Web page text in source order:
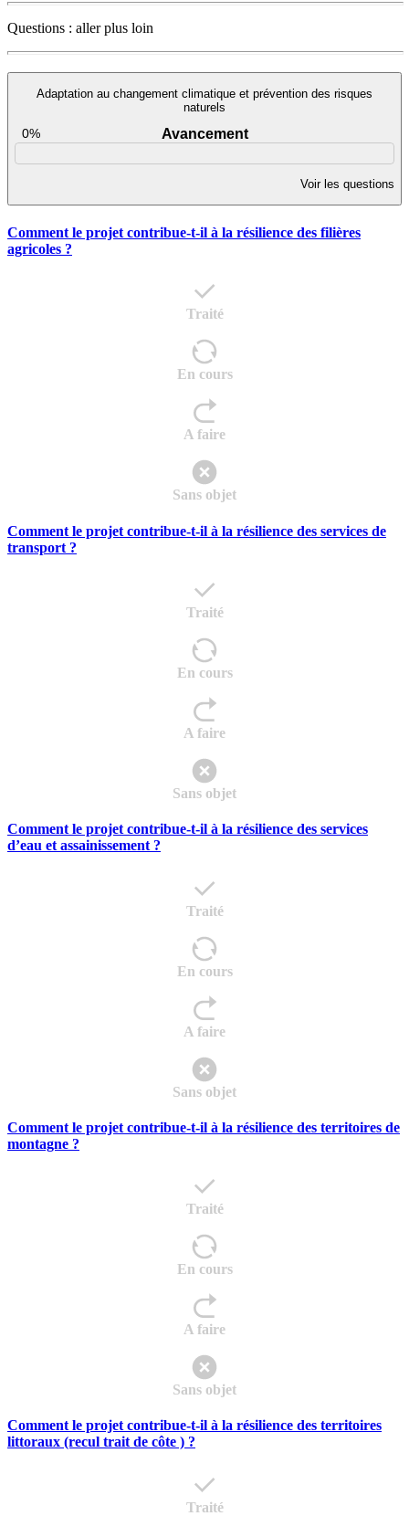
Questions : aller plus loin
Adaptation au changement climatique et prévention des risques
naturels
Avancement
0%
Voir les questions
Comment le projet contribue-t-il à la résilience des filières
agricoles ?
Traité
En cours
A faire
Sans objet
Comment le projet contribue-t-il à la résilience des services de
transport ?
Traité
En cours
A faire
Sans objet
Comment le projet contribue-t-il à la résilience des services
d’eau et assainissement ?
Traité
En cours
A faire
Sans objet
Comment le projet contribue-t-il à la résilience des territoires de
montagne ?
Traité
En cours
A faire
Sans objet
Comment le projet contribue-t-il à la résilience des territoires
littoraux (recul trait de côte ) ?
Traité